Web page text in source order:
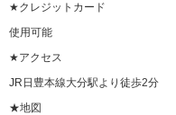
★クレジットカード
使用可能
★アクセス
JR日豊本線大分駅より徒歩2分
★地図